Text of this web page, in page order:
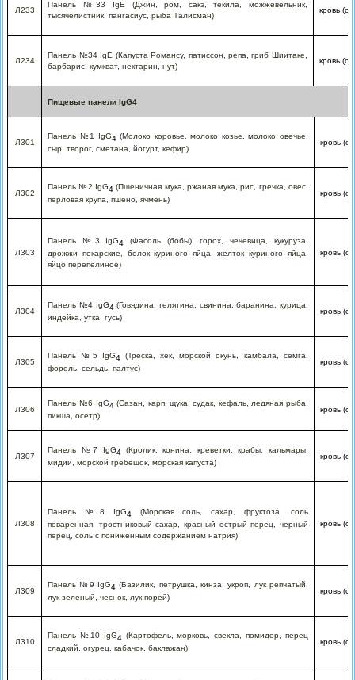
Л233
Панель №33 IgE (Джин, ром, сакэ, текила, можжевельник,
тысячелистник, пангасиус, рыба Талисман)
кровь
Л234
Панель №34 IgE (Капуста Романсу, патиссон, репа, гриб Шиитаке,
барбарис, кумкват, нектарин, нут)
кровь
Пищевые панели IgG4
Л301
Панель №1 IgG4 (Молоко коровье, молоко козье, молоко овечье,
сыр, творог, сметана, йогурт, кефир)
кровь
Л302
Панель №2 IgG4 (Пшеничная мука, ржаная мука, рис, гречка, овес,
перловая крупа, пшено, ячмень)
кровь
Л303
Панель №3 IgG4 (Фасоль (бобы), горох, чечевица, кукуруза,
дрожжи пекарские, белок куриного яйца, желток куриного яйца,
яйцо перепелиное)
кровь
Л304
Панель №4 IgG4 (Говядина, телятина, свинина, баранина, курица,
индейка, утка, гусь)
кровь
Л305
Панель №5 IgG4 (Треска, хек, морской окунь, камбала, семга,
форель, сельдь, палтус)
кровь
Л306
Панель №6 IgG4 (Сазан, карп, щука, судак, кефаль, ледяная рыба,
пикша, осетр)
кровь
Л307
Панель №7 IgG4 (Кролик, конина, креветки, крабы, кальмары,
мидии, морской гребешок, морская капуста)
кровь
Л308
Панель №8 IgG4 (Морская соль, сахар, фруктоза, соль
поваренная, тростниковый сахар, красный острый перец, черный
перец, соль с пониженным содержанием натрия)
кровь
Л309
Панель №9 IgG4 (Базилик, петрушка, кинза, укроп, лук репчатый,
лук зеленый, чеснок, лук порей)
кровь
Л310
Панель №10 IgG4 (Картофель, морковь, свекла, помидор, перец
сладкий, огурец, кабачок, баклажан)
кровь